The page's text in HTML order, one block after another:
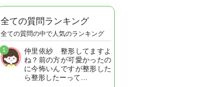
全ての質問ランキング
全ての質問の中で人気のランキング
仲里依紗 整形してますよ
ね？前の方が可愛かったの
に今怖いんですが整形した
ら整形したーって…
1